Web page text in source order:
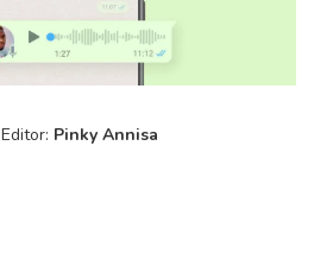
Editor: Pinky Annisa